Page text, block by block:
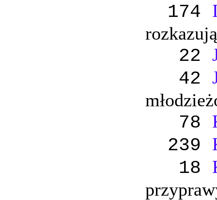
174
22
42
78
239
18